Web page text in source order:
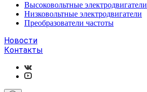
Высоковольтные электродвигатели
Низковольтные электродвигатели
Преобразователи частоты
Новости
Контакты